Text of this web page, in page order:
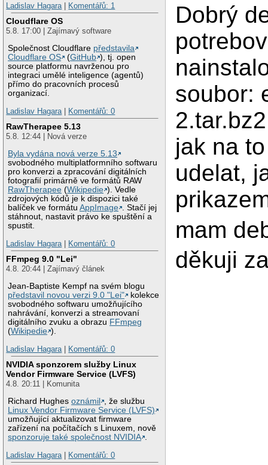
Ladislav Hagara
Komentářů: 1
Cloudflare OS
5.8. 17:00 | Zajímavý software
Společnost Cloudflare představila
Cloudflare OS
(GitHub ), tj. open
source platformu navrženou pro
integraci umělé inteligence (agentů)
přímo do pracovních procesů
organizací.
Ladislav Hagara
Komentářů: 0
RawTherapee 5.13
5.8. 12:44 | Nová verze
Byla vydána nová verze 5.13
svobodného multiplatformního softwaru
pro konverzi a zpracování digitálních
fotografií primárně ve formátů RAW
RawTherapee (Wikipedie ). Vedle
zdrojových kódů je k dispozici také
balíček ve formátuAppImage . Stačí jej
stáhnout, nastavit právo ke spuštění a
spustit.
Ladislav Hagara
Komentářů: 0
FFmpeg 9.0 "Lei"
4.8. 20:44 | Zajímavý článek
Jean-Baptiste Kempf na svém blogu
představil novou verzi 9.0 "Lei"
kolekce
svobodného softwaru umožňujícího
nahrávání, konverzi a streamovaní
digitálního zvuku a obrazu FFmpeg
(Wikipedie ).
Ladislav Hagara
Komentářů: 0
NVIDIA sponzorem služby Linux
Vendor Firmware Service (LVFS)
4.8. 20:11 | Komunita
Richard Hughesoznámil
, že službu
Linux Vendor Firmware Service (LVFS)
umožňující aktualizovat firmware
zařízení na počítačích s Linuxem, nově
sponzoruje také společnost NVIDIA .
Ladislav Hagara | Komentářů: 0
Dobrý
soubor:
jak na
udelat,
mam
děkuji